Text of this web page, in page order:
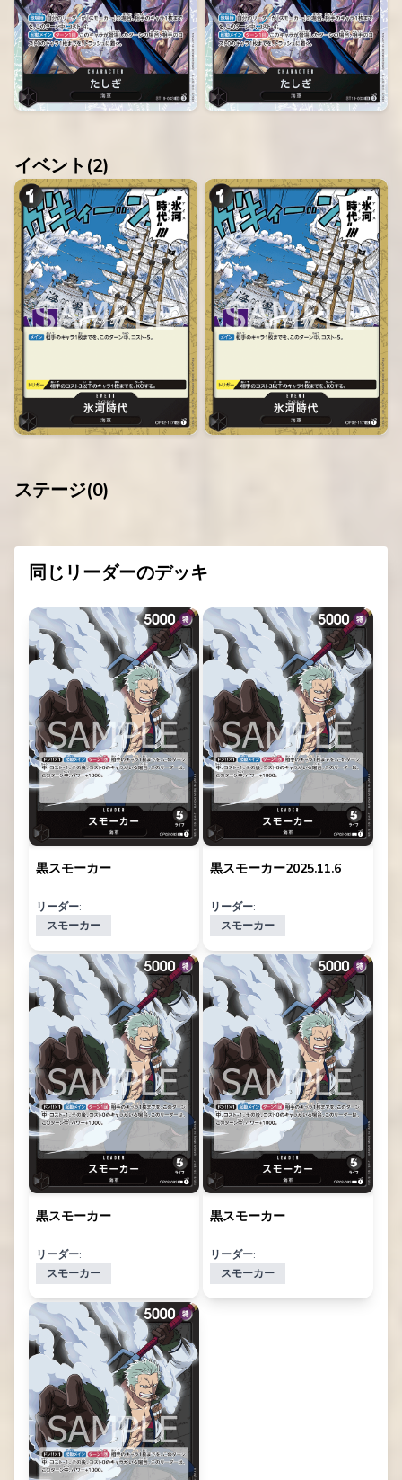
イベント(2)
ステージ(0)
同じリーダーのデッキ
黒スモーカー
リーダー:
スモーカー
黒スモーカー2025.11.6
リーダー:
スモーカー
黒スモーカー
リーダー:
スモーカー
黒スモーカー
リーダー:
スモーカー